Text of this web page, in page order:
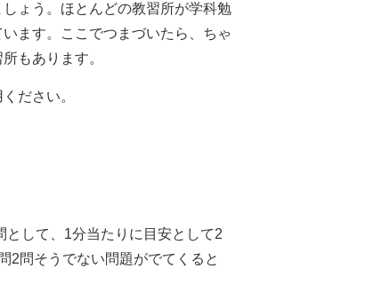
ょう。ほとんどの教習所が学科勉
ます。ここでつまづいたら、ちゃ
もあります。
ださい。
として、1分当たりに目安として2
2問そうでない問題がでてくると